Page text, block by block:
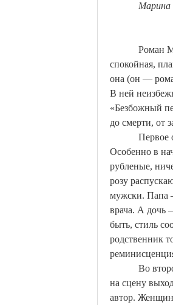
Марина
Роман
спокойная,
она (он —
В ней
«Безбожный
до смерти, от
Первое
Особенно в
рубленые,
розу
мужски. Папа
врача. А дочь
быть, стиль
родственник
Во
на сцену
автор.